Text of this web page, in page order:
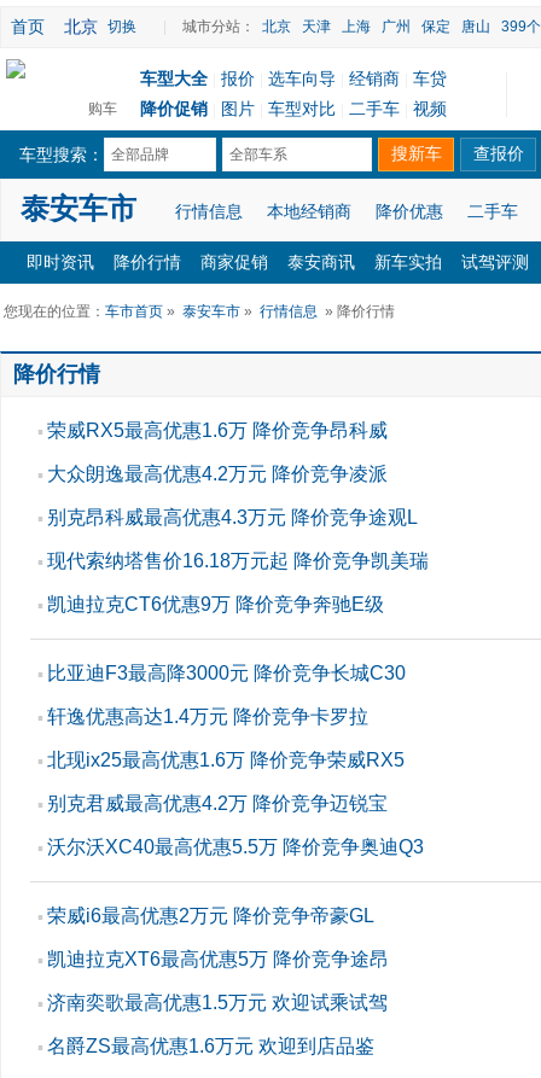
首页 北京 切换 城市分站： 北京 天津 上海 广州 保定 唐山 399
购车
车型大全 报价 选车向导 经销商
车贷
降价促销
图片 车型对比 二手车 视频
车型搜索： 全部品牌 全部车系
泰安车市 行情信息 本地经销商 降价优惠 二手车
即时资讯 降价行情 商家促销 泰安商讯 新车实拍 试驾评测
您现在的位置： 车市首页 » 泰安车市 » 行情信息 » 降价行情
降价行情
▪ 荣威RX5最高优惠1.6万 降价竞争昂科威
▪ 大众朗逸最高优惠4.2万元 降价竞争凌派
▪ 别克昂科威最高优惠4.3万元 降价竞争途观L
▪ 现代索纳塔售价16.18万元起 降价竞争凯美瑞
▪ 凯迪拉克CT6优惠9万 降价竞争奔驰E级
▪ 比亚迪F3最高降3000元 降价竞争长城C30
▪ 轩逸优惠高达1.4万元 降价竞争卡罗拉
▪ 北现ix25最高优惠1.6万 降价竞争荣威RX5
▪ 别克君威最高优惠4.2万 降价竞争迈锐宝
▪ 沃尔沃XC40最高优惠5.5万 降价竞争奥迪Q3
▪ 荣威i6最高优惠2万元 降价竞争帝豪GL
▪ 凯迪拉克XT6最高优惠5万 降价竞争途昂
▪ 济南奕歌最高优惠1.5万元 欢迎试乘试驾
▪ 名爵ZS最高优惠1.6万元 欢迎到店品鉴